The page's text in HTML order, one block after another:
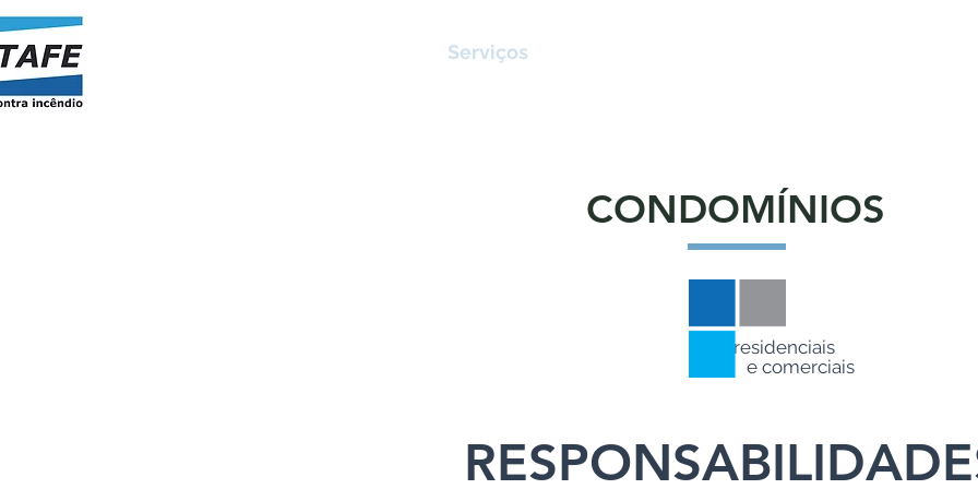
Serviços
CONDOMÍNIOS
residenciais
e comerciais